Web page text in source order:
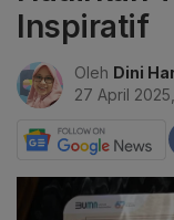
Inspiratif
Oleh Dini
27 April 2025,